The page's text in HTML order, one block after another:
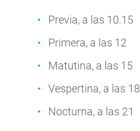
Previa, a las 10.15
Primera, a las 12
Matutina, a las 15
Vespertina, a las 18
Nocturna, a las 21